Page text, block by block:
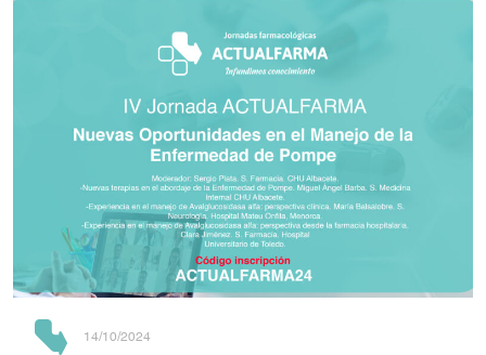
14/10/2024